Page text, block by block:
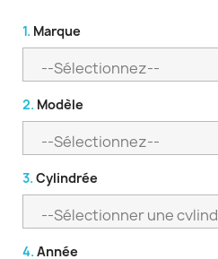
1. Marque
2. Modèle
3. Cylindrée
4. Année